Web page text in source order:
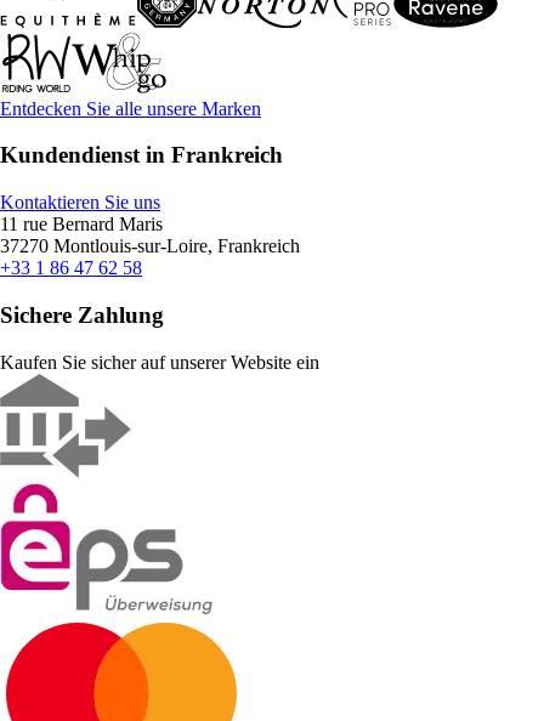
Entdecken Sie alle unsere Marken
Kundendienst in Frankreich
Kontaktieren Sie uns
11 rue Bernard Maris
37270 Montlouis-sur-Loire, Frankreich
+33 1 86 47 62 58
Sichere Zahlung
Kaufen Sie sicher auf unserer Website ein